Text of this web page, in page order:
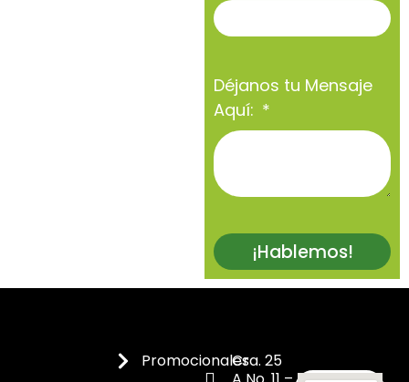
Déjanos tu Mensaje
Aquí:
¡Hablemos!
PromocionalesCra. 25